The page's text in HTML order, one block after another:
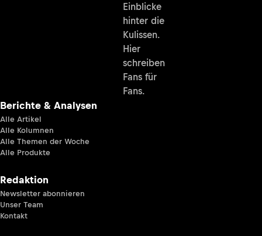
Einblicke
hinter die
Kulissen.
Hier
schreiben
Fans für
Fans.
Berichte & Analysen
Alle Artikel
Alle Kolumnen
Alle Themen der Woche
Alle Produkte
Redaktion
Newsletter abonnieren
Unser Team
Kontakt